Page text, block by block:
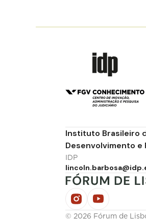
Instituto Brasileiro
Desenvolvimento e
IDP
© 2026 Fórum de